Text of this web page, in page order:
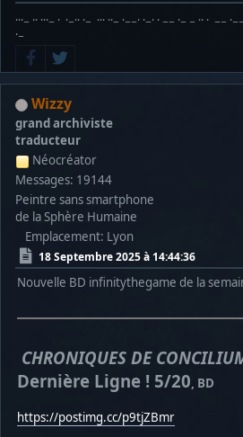
···− ·· ···− · ·−·· ·− ··· ··− ·−−· ·−· · −− ·− − ·· · −− ·−−
·−
Wizzy
grand archiviste
traducteur
Néocréator
Messages: 19144
Peintre sans smartphone
de la Sphère Humaine
Emplacement: Lyon
18 Septembre 2025 à 14:44:36
Nouvelle BD infinitythegame de la
CHRONIQUES DE
Dernière Ligne ! 5/20, BD
https://postimg.cc/p9tjZBmr